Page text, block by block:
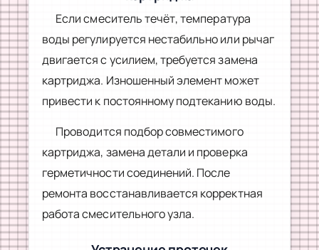
Если смеситель течёт, температура
воды регулируется нестабильно или рычаг
двигается с усилием, требуется замена
картриджа. Изношенный элемент может
привести к постоянному подтеканию воды.
Проводится подбор совместимого
картриджа, замена детали и проверка
герметичности соединений. После
ремонта восстанавливается корректная
работа смесительного узла.